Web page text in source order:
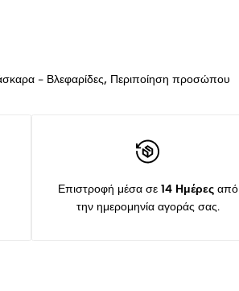
- Βλεφαρίδες, Περιποίηση προσώπου
Επιστροφή μέσα σε 14 Ημέρες από
την ημερομηνία αγοράς σας.